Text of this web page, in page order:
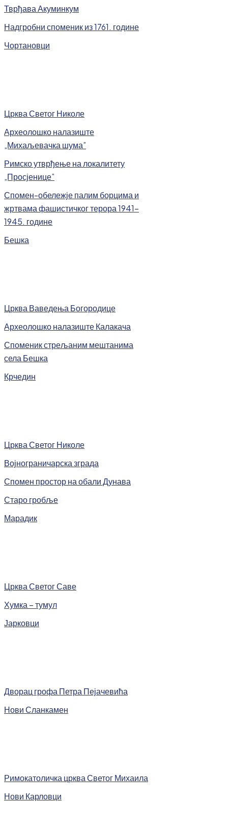
Тврђава Акуминкум
Надгробни споменик из 1761. године
Чортановци
Црква Светог Николе
Археолошко налазиште
„Михаљевачка шума”
Римско утврђење на локалитету
„Просјенице”
Спомен-обележје палим борцима и
жртвама фашистичког терора 1941-
1945. године
Бешка
Црква Ваведења Богородице
Археолошко налазиште Калакача
Споменик стрељаним мештанима
села Бешка
Крчедин
Црква Светог Николе
Војнограничарска зграда
Спомен простор на обали Дунава
Старо гробље
Марадик
Црква Светог Саве
Хумка – тумул
Јарковци
Дворац грофа Петра Пејачевића
Нови Сланкамен
Римокатоличка црква Светог Михаила
Нови Карловци